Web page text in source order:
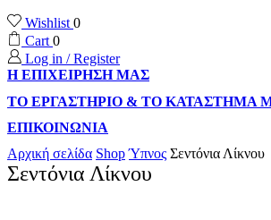
Wishlist0
Cart0
Log in / Register
Η ΕΠΙΧΕΙΡΗΣΗ ΜΑΣ
ΤΟ ΕΡΓΑΣΤΗΡΙΟ & ΤΟ ΚΑΤΑΣΤΗΜΑ
ΕΠΙΚΟΙΝΩΝΙΑ
Αρχική σελίδα Shop Ύπνος Σεντόνια Λίκνου
Σεντόνια Λίκνου